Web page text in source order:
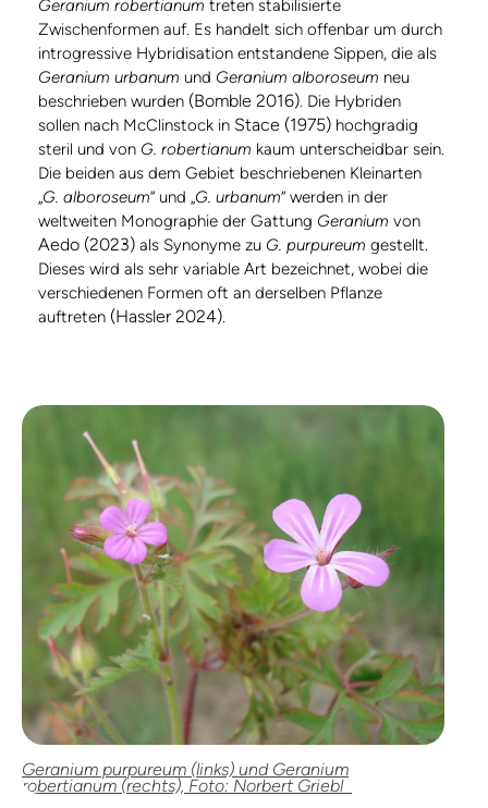
Geranium robertianum treten stabilisierte
Zwischenformen auf. Es handelt sich offenbar um durch
introgressive Hybridisation entstandene Sippen, die als
Geranium urbanum und Geranium alboroseum neu
beschrieben wurden (Bomble 2016). Die Hybriden
sollen nach McClinstock in Stace (1975) hochgradig
steril und von G. robertianum kaum unterscheidbar sein.
Die beiden aus dem Gebiet beschriebenen Kleinarten
„G. alboroseum“ und „G. urbanum“ werden in der
weltweiten Monographie der Gattung Geranium von
Aedo (2023) als Synonyme zu G. purpureum gestellt.
Dieses wird als sehr variable Art bezeichnet, wobei die
verschiedenen Formen oft an derselben Pflanze
auftreten (Hassler 2024).
Geranium purpureum (links) und Geranium
robertianum (rechts), Foto: Norbert Griebl